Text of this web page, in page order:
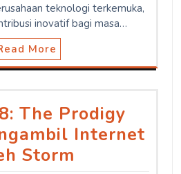
teknologi terkemuka,
inovatif bagi masa…
More
The Prodigy
Internet
Storm